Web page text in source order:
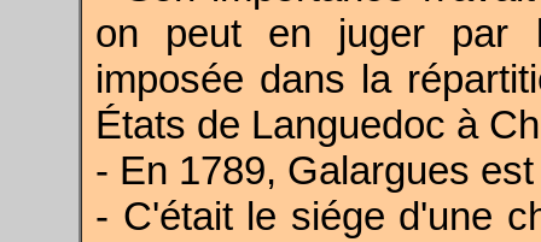
on peut en juger par
imposée dans la
États de Languedoc à
- En 1789, Galargues
- C'était le siége d'une